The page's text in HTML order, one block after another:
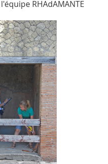
RHAdAMANTE